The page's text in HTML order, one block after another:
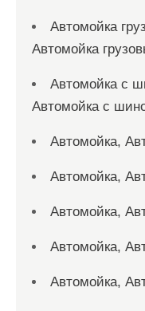
Автомойка
Автомойка
Автомойка с
Автомойка с
Автомойка,
Автомойка,
Автомойка,
Автомойка,
Автомойка,